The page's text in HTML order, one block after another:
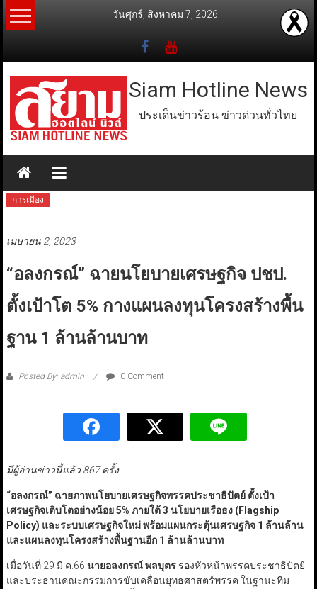
Skip
to
วันศุกร์, สิงหาคม 7, 2026
Siam Hotline News
ประเด็นข่าวร้อน ข่าวด่วนทั่วไทย
การเมือง
เมษายน 2, 2023
“อลงกรณ์” ฉายนโยบายเศรษฐกิจ ปชป.
ตั้งเป้าโต 5% กางแผนลงทุนโครงสร้างพื้น
ฐาน 1 ล้านล้านบาท
Posted By: admin 0 Comment
มีผู้อ่านข่าวนี้แล้ว 867 ครั้ง
“อลงกรณ์” ฉายภาพนโยบายเศรษฐกิจพรรคประชาธิปัตย์ ตั้งเป้า
เศรษฐกิจเติบโตอย่างน้อย 5% ภายใต้ 3 นโยบายเรือธง (Flagship
Policy) และระบบเศรษฐกิจใหม่ พร้อมแผนกระตุ้นเศรษฐกิจ 1 ล้านล้าน
และแผนลงทุนโครงสร้างพื้นฐานอีก 1 ล้านล้านบาท
เมื่อวันที่ 29 มี.ค.66 นายอลงกรณ์ พลบุตรรองหัวหน้าพรรคประชาธิปัตย์
และประธานคณะกรรมการขับเคลื่อนยุทธศาสตร์พรรค ในฐานะทีม